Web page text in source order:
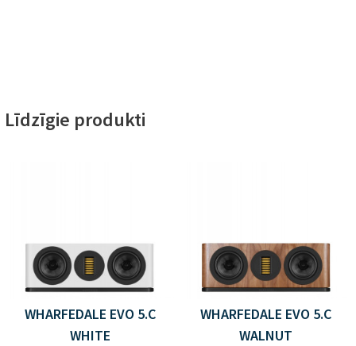
Līdzīgie produkti
WHARFEDALE EVO 5.C
WHITE
WHARFEDALE EVO 5.C
WALNUT